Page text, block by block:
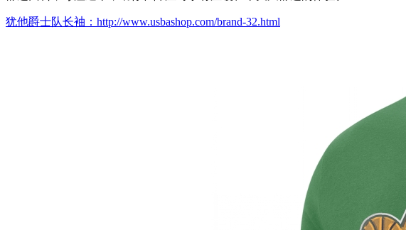
犹他爵士队长袖：http://www.usbashop.com/brand-32.html